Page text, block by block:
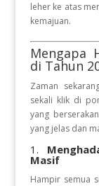
leher ke atas
kemajuan.
Mengapa
di Tahun
Zaman
sekali klik di
yang
yang jelas dan
1.
Masif
Hampir semua